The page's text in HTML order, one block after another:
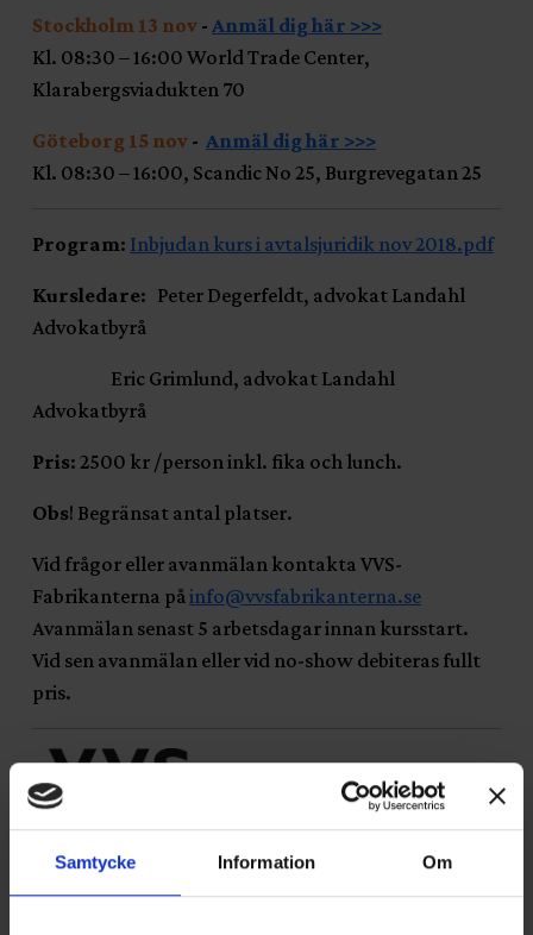
Samtycke Information Om
Stockholm 13 nov - Anmäl dig här >>>
Kl. 08:30 – 16:00 World Trade Center,
Klarabergsviadukten 70
Göteborg 15 nov - Anmäl dig här >>>
Kl. 08:30 – 16:00, Scandic No 25, Burgrevegatan 25
Program: Inbjudan kurs i avtalsjuridik nov 2018.pdf
Kursledare: Peter Degerfeldt, advokat Landahl
Advokatbyrå
Eric Grimlund, advokat Landahl
Advokatbyrå
Pris: 2500 kr /person inkl. fika och lunch.
Obs! Begränsat antal platser.
Vid frågor eller avanmälan kontakta VVS-
Fabrikanterna påinfo@vvsfabrikanterna.se
Avanmälan senast 5 arbetsdagar innan kursstart.
Vid sen avanmälan eller vid no-show debiteras fullt
pris.